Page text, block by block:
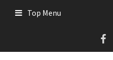
Top Menu